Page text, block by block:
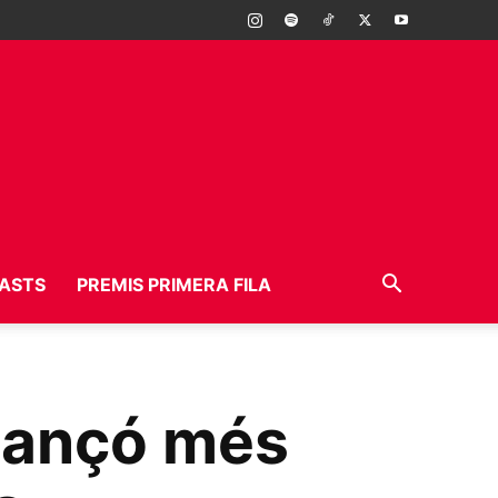
PREMIS PRIMERA FILA
més